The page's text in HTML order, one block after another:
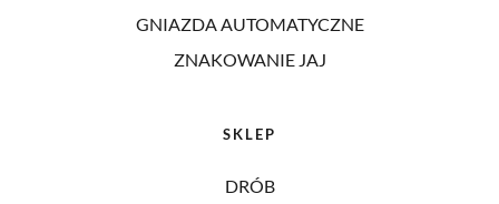
GNIAZDA AUTOMATYCZNE
ZNAKOWANIE JAJ
SKLEP
DRÓB